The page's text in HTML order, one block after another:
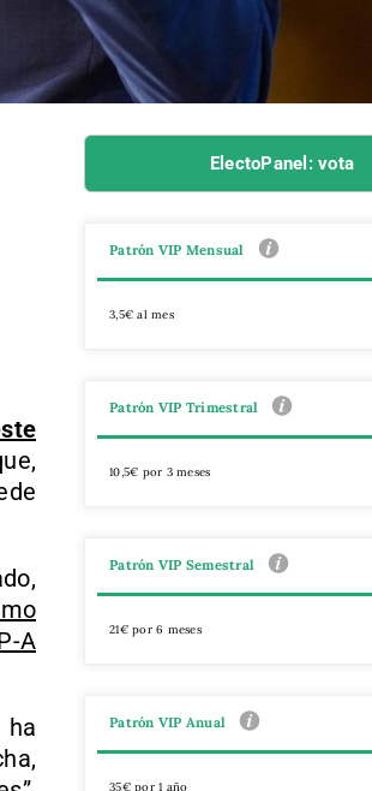
A
ElectoPanel: vota
Patrón VIP Mensual
3,5€ al mes
Patrón VIP Trimestral
10,5€ por 3 meses
Patrón VIP Semestral
21€ por 6 meses
Patrón VIP Anual
35€ por 1 año